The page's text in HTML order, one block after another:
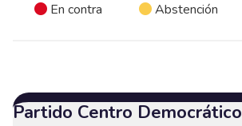
En contra Abstención
Partido Centro Democrático